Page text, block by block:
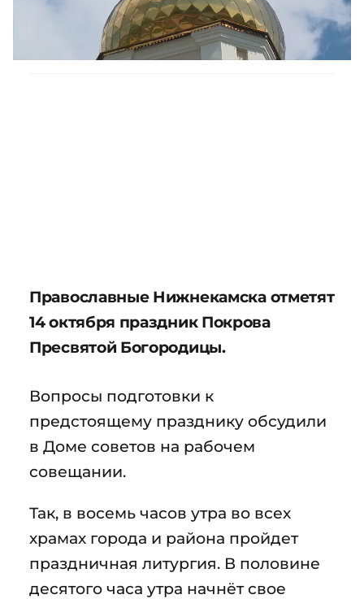
Православные Нижнекамска отметят
14 октября праздник Покрова
Пресвятой Богородицы.
Вопросы подготовки к
предстоящему празднику обсудили
в Доме советов на рабочем
совещании.
Так, в восемь часов утра во всех
храмах города и района пройдет
праздничная литургия. В половине
десятого часа утра начнёт свое